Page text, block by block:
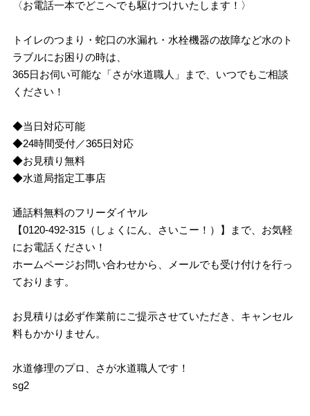
〈お電話一本でどこへでも駆けつけいたします！〉
トイレのつまり・蛇口の水漏れ・水栓機器の故障など水のト
ラブルにお困りの時は、
365日お伺い可能な「さが水道職人」まで、いつでもご相談
ください！
◆当日対応可能
◆24時間受付／365日対応
◆お見積り無料
◆水道局指定工事店
通話料無料のフリーダイヤル
【0120-492-315（しょくにん、さいこー！）】まで、お気軽
にお電話ください！
ホームページお問い合わせから、メールでも受け付けを行っ
ております。
お見積りは必ず作業前にご提示させていただき、キャンセル
料もかかりません。
水道修理のプロ、さが水道職人です！
sg2